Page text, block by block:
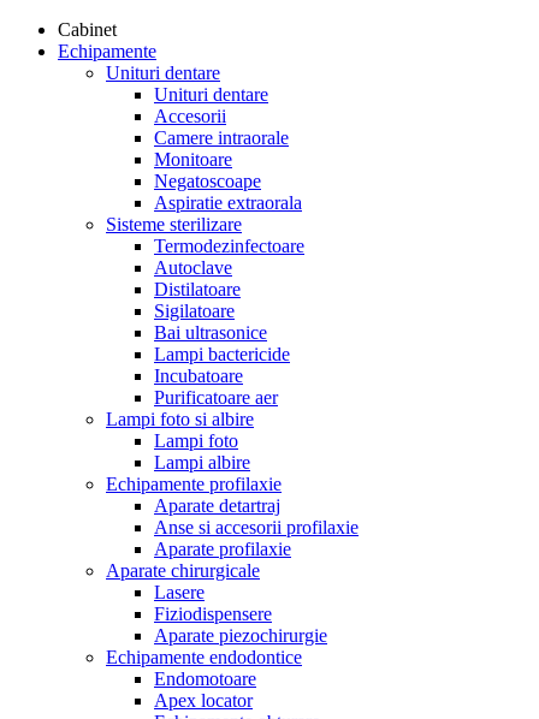
Cabinet
Echipamente
Unituri dentare
Unituri dentare
Accesorii
Camere intraorale
Monitoare
Negatoscoape
Aspiratie extraorala
Sisteme sterilizare
Termodezinfectoare
Autoclave
Distilatoare
Sigilatoare
Bai ultrasonice
Lampi bactericide
Incubatoare
Purificatoare aer
Lampi foto si albire
Lampi foto
Lampi albire
Echipamente profilaxie
Aparate detartraj
Anse si accesorii profilaxie
Aparate profilaxie
Aparate chirurgicale
Lasere
Fiziodispensere
Aparate piezochirurgie
Echipamente endodontice
Endomotoare
Apex locator